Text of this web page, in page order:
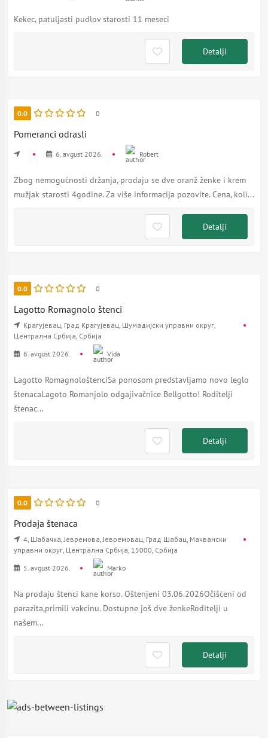
Kekec, patuljasti pudlov starosti 11 meseci
Detalji
0.0 0
Pomeranci odrasli
6. avgust 2026. Robert
Zbog nemogućnosti držanja, prodaju se dve oranž ženke i krem
mužjak starosti 4godine. Za više informacija pozovite. Cena, koli...
Detalji
0.0 0
Lagotto Romagnolo štenci
Крагујевац, Град Крагујевац, Шумадијски управни округ,
Централна Србија, Србија
6. avgust 2026.
Vida
Lagotto RomagnološtenciSa ponosom predstavljamo novo leglo
štenacaLagoto Romanjolo odgajivačnice Bellgotto! Roditelji
štenac...
Detalji
0.0 0
Prodaja štenaca
4, Шабачка, Јевремова, Јевремовац, Град Шабац, Мачвански
управни округ, Централна Србија, 15000, Србија
5. avgust 2026.
Marko
Na prodaju štenci kane korso. Oštenjeni 03.06.2026Očišćeni od
parazita,primili vakcinu. Dostupne još dve ženkeRoditelji u
našem...
Detalji